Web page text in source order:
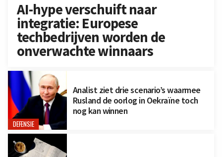
AI-hype verschuift naar
integratie: Europese
techbedrijven worden de
onverwachte winnaars
DEFENSIE
Analist ziet drie scenario’s waarmee
Rusland de oorlog in Oekraïne toch
nog kan winnen